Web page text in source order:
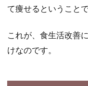
が
て痩せるということで
これが、食生活改善
けなのです。